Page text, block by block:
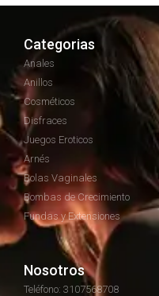
Categorias
Anales
Anillos
Cosméticos
Disfraces
Juegos Eroticos
Arnés
Bolas Vaginales
Bombas de Crecimiento
Fundas y Extensiones
Nosotros
Teléfono: 3107568708